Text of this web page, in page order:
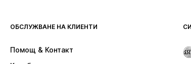
ОБСЛУЖВАНЕ НА КЛИЕНТИ
Помощ & Контакт